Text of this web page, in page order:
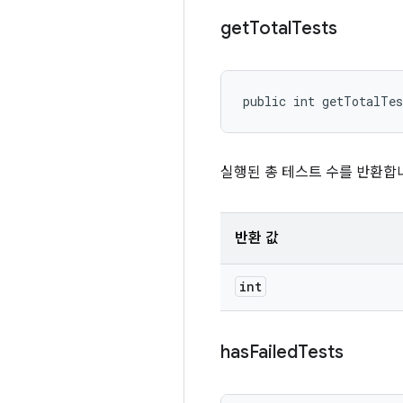
getTotalTests
public int
실행된 총 테스트 수를 반환합
반환 값
int
hasFailedTests